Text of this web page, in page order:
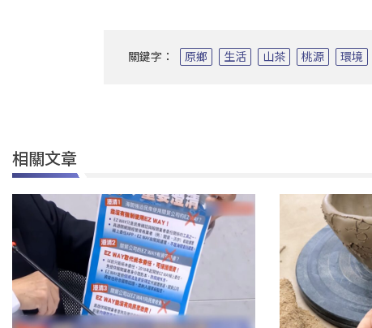
關鍵字： 原鄉 生活 山茶 桃源 環境
相關文章